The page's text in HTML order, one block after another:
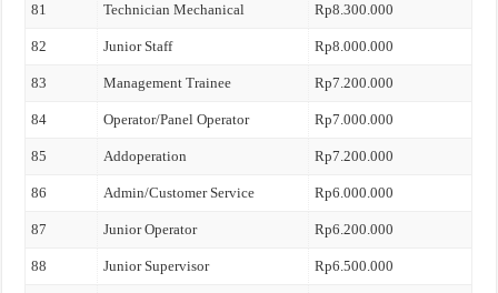
81 Technician Mechanical Rp8.300.000
82 Junior Staff Rp8.000.000
83 Management Trainee Rp7.200.000
84 Operator/Panel Operator Rp7.000.000
85 Addoperation Rp7.200.000
86 Admin/Customer Service Rp6.000.000
87 Junior Operator Rp6.200.000
88 Junior Supervisor Rp6.500.000